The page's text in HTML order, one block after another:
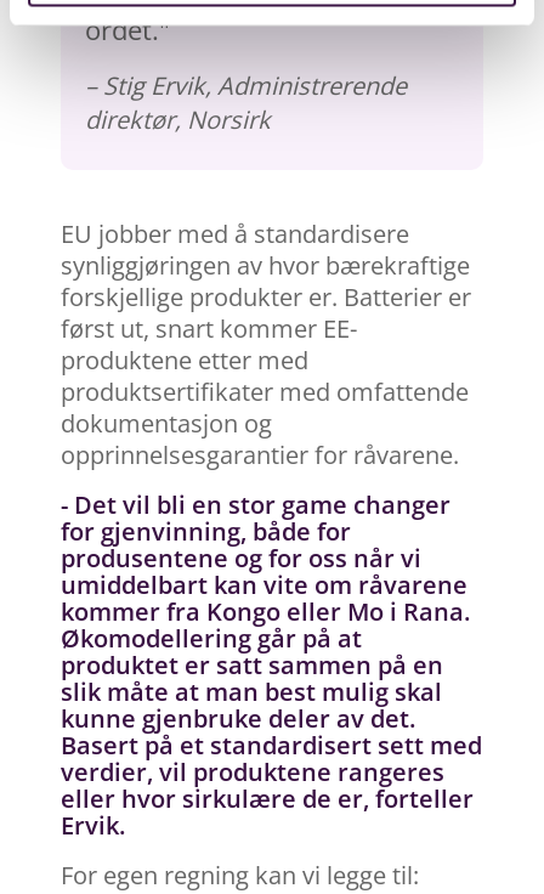
ordet."
– Stig Ervik, Administrerende
direktør, Norsirk
EU jobber med å standardisere
synliggjøringen av hvor bærekraftige
forskjellige produkter er. Batterier er
først ut, snart kommer EE-
produktene etter med
produktsertifikater med omfattende
dokumentasjon og
opprinnelsesgarantier for råvarene.
- Det vil bli en stor game changer
for gjenvinning, både for
produsentene og for oss når vi
umiddelbart kan vite om råvarene
kommer fra Kongo eller Mo i Rana.
Økomodellering går på at
produktet er satt sammen på en
slik måte at man best mulig skal
kunne gjenbruke deler av det.
Basert på et standardisert sett med
verdier, vil produktene rangeres
eller hvor sirkulære de er, forteller
Ervik.
For egen regning kan vi legge til: